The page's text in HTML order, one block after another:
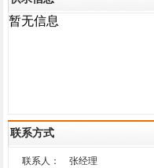
暂无信息
联系方式
联系人：
张经理